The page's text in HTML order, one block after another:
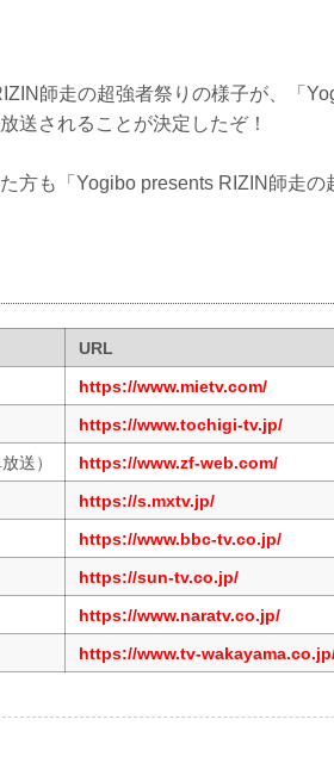
師走の超強者祭りの様子が、「
送されることが決定したぞ！
方も「Yogibo presents RIZIN師走の
URL
https://www.mietv.com/
https://www.tochigi-tv.jp/
送）
https://www.zf-web.com/
https://s.mxtv.jp/
https://www.bbc-tv.co.jp/
https://sun-tv.co.jp/
https://www.naratv.co.jp/
https://www.tv-